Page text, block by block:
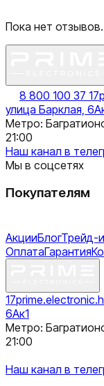
Пока нет
8 800 100 37 17
улица Барклая,
Метро:
21:00
Наш канал в
Мы в соцсетях
Покупателям
АкцииБлогТрейд-
ОплатаГарантия
17
6Ак1
Метро:
21:00
Наш канал в